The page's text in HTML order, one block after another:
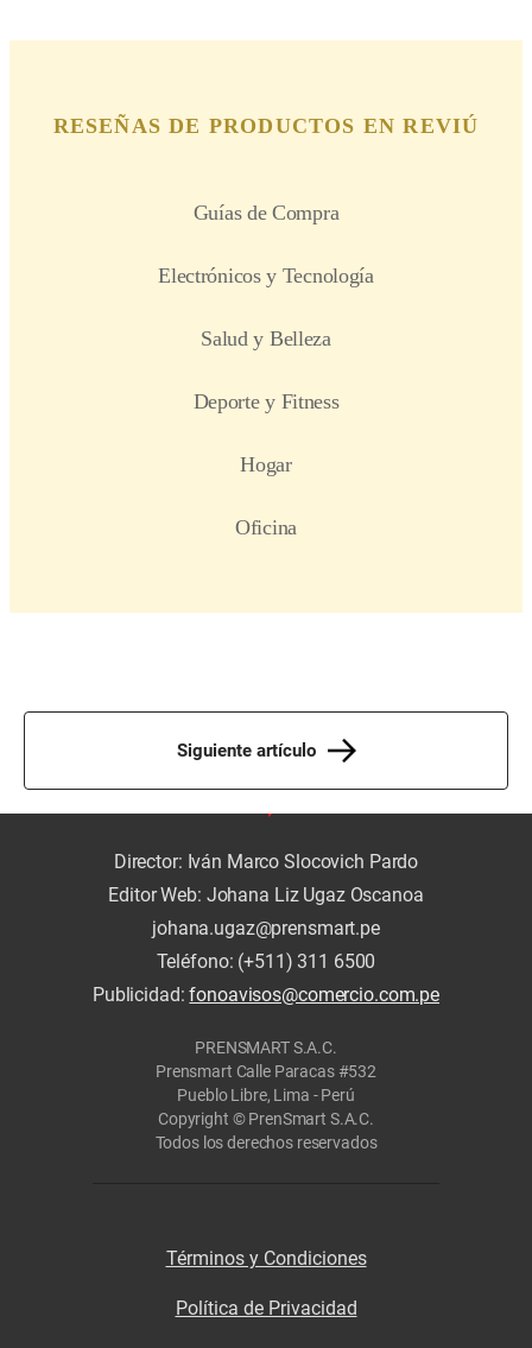
Siguiente artículo
Director: Iván Marco Slocovich Pardo
Editor Web: Johana Liz Ugaz Oscanoa
johana.ugaz@prensmart.pe
Teléfono: (+511) 311 6500
Publicidad:fonoavisos@comercio.com.pe
PRENSMART S.A.C.
Prensmart Calle Paracas #532
Pueblo Libre, Lima - Perú
Copyright © PrenSmart S.A.C.
Todos los derechos reservados
Términos y Condiciones
Política de Privacidad